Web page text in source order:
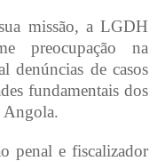
missão, a LGDH
preocupação na
denúncias de casos
fundamentais dos
Angola.
penal e fiscalizador